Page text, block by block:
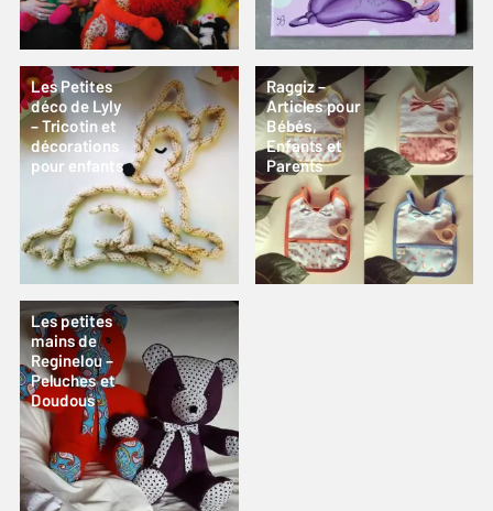
Les Petites
déco de Lyly
– Tricotin et
décorations
pour enfants
Raggiz –
Articles pour
Bébés,
Enfants et
Parents
Les petites
mains de
Reginelou –
Peluches et
Doudous